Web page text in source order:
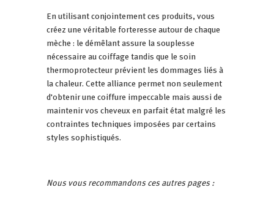
En utilisant conjointement ces produits, vous
créez une véritable forteresse autour de chaque
mèche : le démêlant assure la souplesse
nécessaire au coiffage tandis que le soin
thermoprotecteur prévient les dommages liés à
la chaleur. Cette alliance permet non seulement
d'obtenir une coiffure impeccable mais aussi de
maintenir vos cheveux en parfait état malgré les
contraintes techniques imposées par certains
styles sophistiqués.
Nous vous recommandons ces autres pages :